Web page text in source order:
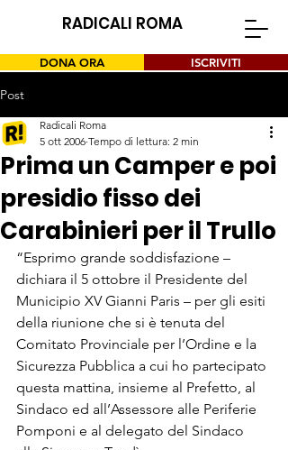
RADICALI ROMA
DONA ORA ISCRIVITI
Post
Prima un Camper e poi
presidio fisso dei
Carabinieri per il Trullo
Radicali Roma
5 ott 2006 Tempo di lettura: 2 min
“Esprimo grande soddisfazione –
dichiara il 5 ottobre il Presidente del
Municipio XV Gianni Paris – per gli esiti
della riunione che si è tenuta del
Comitato Provinciale per l’Ordine e la
Sicurezza Pubblica a cui ho partecipato
questa mattina, insieme al Prefetto, al
Sindaco ed all’Assessore alle Periferie
Pomponi e al delegato del Sindaco